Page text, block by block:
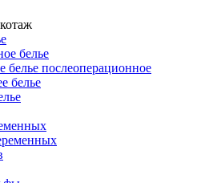
белье
белье послеоперационное
белье